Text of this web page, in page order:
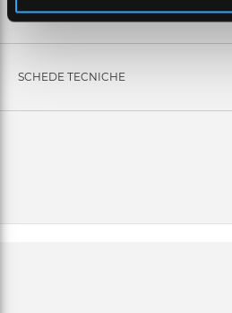
CARATTERISTICHE TECNICHE
SCHEDE TECNICHE